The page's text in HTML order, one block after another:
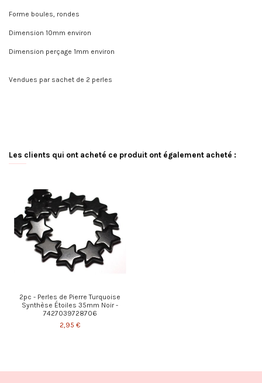
Forme boules, rondes
Dimension 10mm environ
Dimension perçage 1mm environ
Vendues par sachet de 2 perles
Les clients qui ont acheté ce produit ont également acheté :
2pc - Perles de Pierre Turquoise
Synthèse Étoiles 35mm Noir -
7427039728706
2,95 €